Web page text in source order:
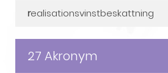
realisationsvinstbeskattning
27 Akronym